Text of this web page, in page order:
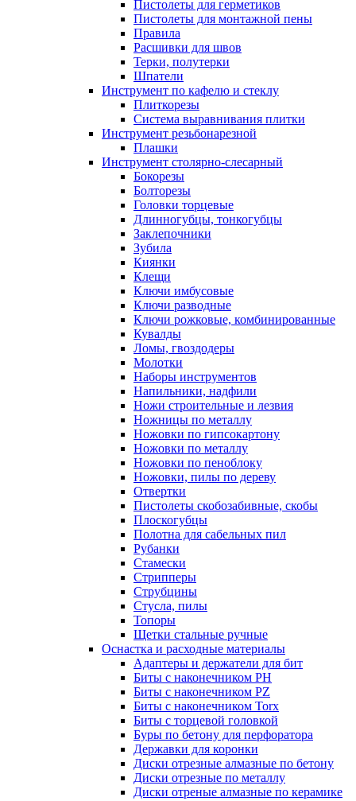
Пистолеты для герметиков
Пистолеты для монтажной пены
Правила
Расшивки для швов
Терки, полутерки
Шпатели
Инструмент по кафелю и стеклу
Плиткорезы
Система выравнивания плитки
Инструмент резьбонарезной
Плашки
Инструмент столярно-слесарный
Бокорезы
Болторезы
Головки торцевые
Длинногубцы, тонкогубцы
Заклепочники
Зубила
Киянки
Клещи
Ключи имбусовые
Ключи разводные
Ключи рожковые, комбинированные
Кувалды
Ломы, гвоздодеры
Молотки
Наборы инструментов
Напильники, надфили
Ножи строительные и лезвия
Ножницы по металлу
Ножовки по гипсокартону
Ножовки по металлу
Ножовки по пеноблоку
Ножовки, пилы по дереву
Отвертки
Пистолеты скобозабивные, скобы
Плоскогубцы
Полотна для сабельных пил
Рубанки
Стамески
Стрипперы
Струбцины
Стусла, пилы
Топоры
Щетки стальные ручные
Оснастка и расходные материалы
Адаптеры и держатели для бит
Биты с наконечником PH
Биты с наконечником PZ
Биты с наконечником Torx
Биты с торцевой головкой
Буры по бетону для перфоратора
Державки для коронки
Диски отрезные алмазные по бетону
Диски отрезные по металлу
Диски отреные алмазные по керамике